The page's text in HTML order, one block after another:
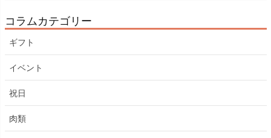
コラムカテゴリー
ギフト
イベント
祝日
肉類